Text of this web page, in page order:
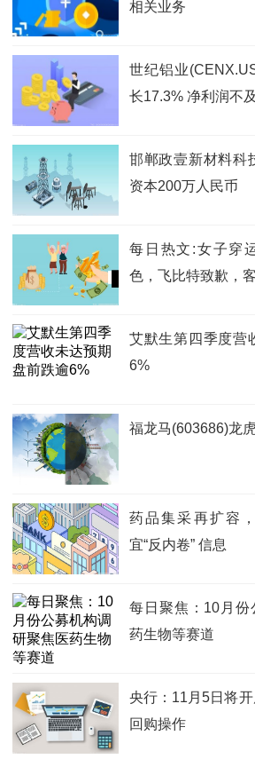
相关业务
世纪铝业
长17.3% 净利润不
邯郸政壹新材料科
资本200万人民币
每日热文:女子穿
色，飞比特致歉，
艾默生第四季度营
6%
福龙马(603686)龙
药品集采再扩容
宜“反内卷” 信息
每日聚焦：10月份
药生物等赛道
央行：11月5日将
回购操作